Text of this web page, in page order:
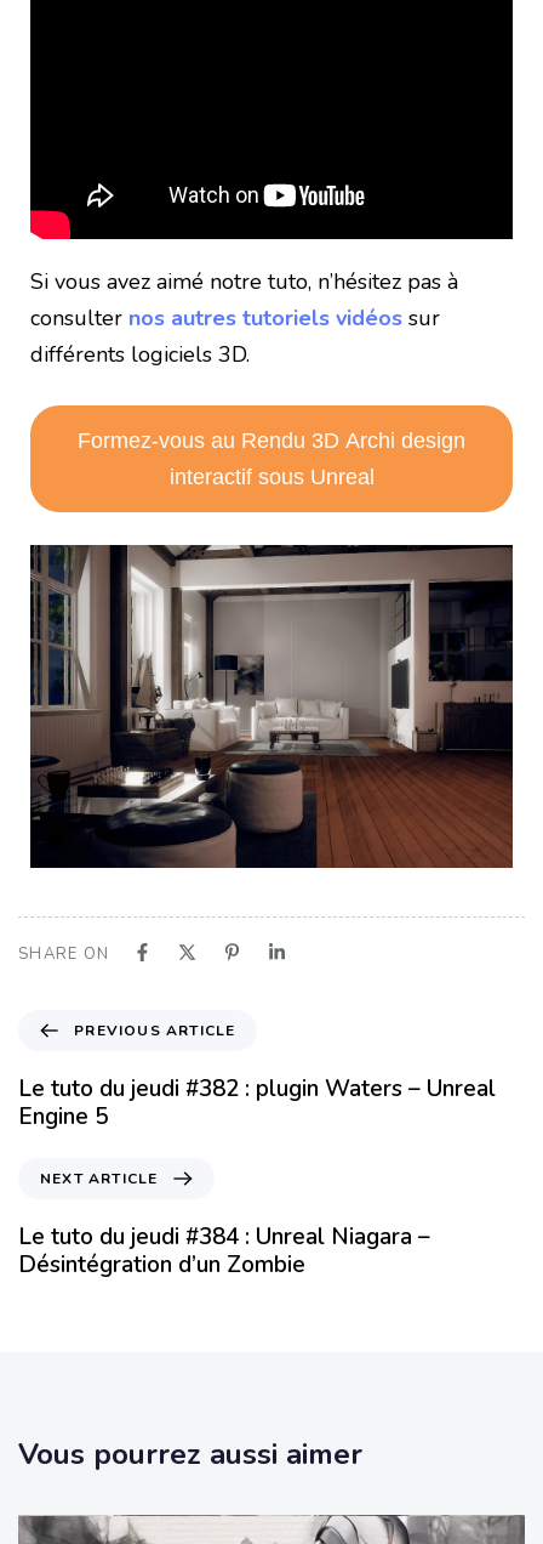
Si vous avez aimé notre tuto, n’hésitez pas à
consulter nos autres tutoriels vidéos sur
différents logiciels 3D.
Formez-vous au Rendu 3D Archi design
interactif sous Unreal
SHARE ON
PREVIOUS ARTICLE
Le tuto du jeudi #382 : plugin Waters – Unreal
Engine 5
NEXT ARTICLE
Le tuto du jeudi #384 : Unreal Niagara –
Désintégration d’un Zombie
Vous pourrez aussi aimer